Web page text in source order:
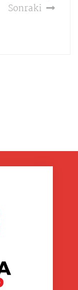
Sonraki